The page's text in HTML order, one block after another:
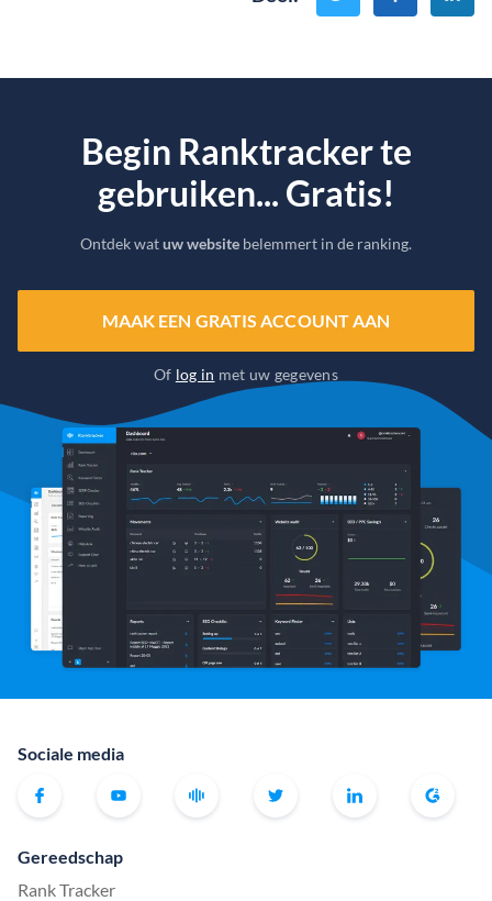
Begin Ranktracker te
gebruiken... Gratis!
Ontdek watuw website belemmert in de ranking.
MAAK EEN GRATIS ACCOUNT AAN
Of log in met uw gegevens
Sociale media
Gereedschap
Rank Tracker